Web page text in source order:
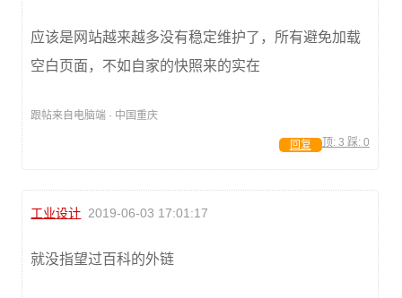
应该是网站越来越多没有稳定维护了，所有避免加载
空白页面，不如自家的快照来的实在
跟帖来自电脑端 · 中国重庆
顶: 3 踩: 0
回复
工业设计 2019-06-03 17:01:17
就没指望过百科的外链